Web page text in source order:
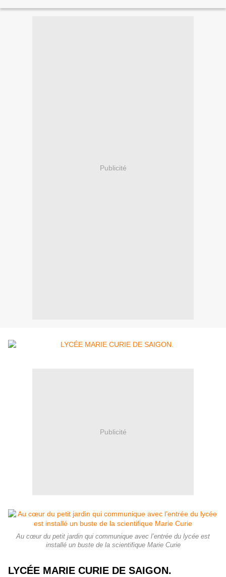
Publicité
Publicité
Au cœur du petit jardin qui communique avec l’entrée du lycée est
installé un buste de la scientifique Marie Curie
LYCÉE MARIE CURIE DE SAIGON.